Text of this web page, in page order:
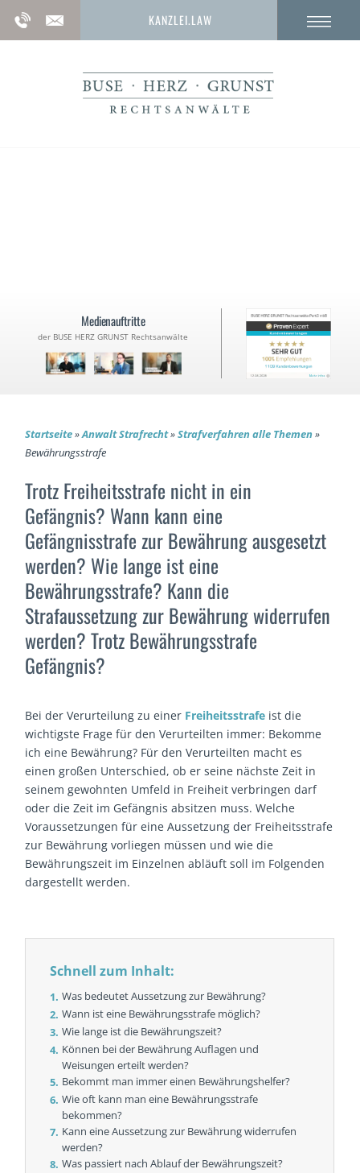
KANZLEI.LAW
Medienauftritte
der BUSE HERZ GRUNST Rechtsanwälte
Startseite»Anwalt Strafrecht»Strafverfahren alle Themen »
Bewährungsstrafe
Trotz Freiheitsstrafe nicht in ein
Gefängnis? Wann kann eine
Gefängnisstrafe zur Bewährung ausgesetzt
werden? Wie lange ist eine
Bewährungsstrafe? Kann die
Strafaussetzung zur Bewährung widerrufen
werden? Trotz Bewährungsstrafe
Gefängnis?
Bei der Verurteilung zu einer Freiheitsstrafe ist die
wichtigste Frage für den Verurteilten immer: Bekomme
ich eine Bewährung? Für den Verurteilten macht es
einen großen Unterschied, ob er seine nächste Zeit in
seinem gewohnten Umfeld in Freiheit verbringen darf
oder die Zeit im Gefängnis absitzen muss. Welche
Voraussetzungen für eine Aussetzung der Freiheitsstrafe
zur Bewährung vorliegen müssen und wie die
Bewährungszeit im Einzelnen abläuft soll im Folgenden
dargestellt werden.
Schnell zum Inhalt:
Was bedeutet Aussetzung zur Bewährung?
Wann ist eine Bewährungsstrafe möglich?
Wie lange ist die Bewährungszeit?
Können bei der Bewährung Auflagen und
Weisungen erteilt werden?
Bekommt man immer einen Bewährungshelfer?
Wie oft kann man eine Bewährungsstrafe
bekommen?
Kann eine Aussetzung zur Bewährung widerrufen
werden?
Was passiert nach Ablauf der Bewährungszeit?